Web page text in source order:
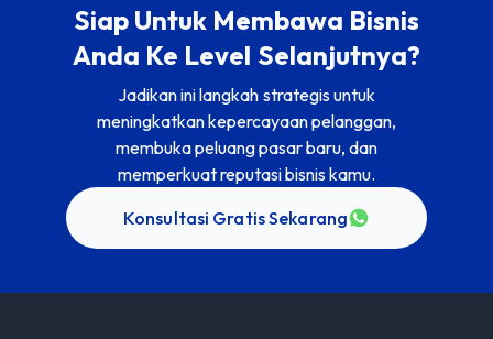
Siap Untuk Membawa Bisnis
Anda Ke Level Selanjutnya?
Jadikan ini langkah strategis untuk
meningkatkan kepercayaan pelanggan,
membuka peluang pasar baru, dan
memperkuat reputasi bisnis kamu.
Konsultasi Gratis Sekarang